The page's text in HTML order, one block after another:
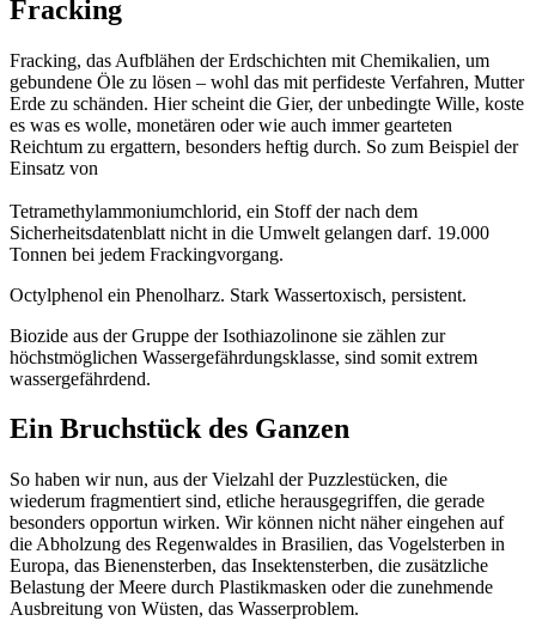
Fracking
Fracking, das Aufblähen der Erdschichten mit Chemikalien, um
gebundene Öle zu lösen – wohl das mit perfideste Verfahren, Mutter
Erde zu schänden. Hier scheint die Gier, der unbedingte Wille, koste
es was es wolle, monetären oder wie auch immer gearteten
Reichtum zu ergattern, besonders heftig durch. So zum Beispiel der
Einsatz von
Tetramethylammoniumchlorid, ein Stoff der nach dem
Sicherheitsdatenblatt nicht in die Umwelt gelangen darf. 19.000
Tonnen bei jedem Frackingvorgang.
Octylphenol ein Phenolharz. Stark Wassertoxisch, persistent.
Biozide aus der Gruppe der Isothiazolinone sie zählen zur
höchstmöglichen Wassergefährdungsklasse, sind somit extrem
wassergefährdend.
Ein Bruchstück des Ganzen
So haben wir nun, aus der Vielzahl der Puzzlestücken, die
wiederum fragmentiert sind, etliche herausgegriffen, die gerade
besonders opportun wirken. Wir können nicht näher eingehen auf
die Abholzung des Regenwaldes in Brasilien, das Vogelsterben in
Europa, das Bienensterben, das Insektensterben, die zusätzliche
Belastung der Meere durch Plastikmasken oder die zunehmende
Ausbreitung von Wüsten, das Wasserproblem.